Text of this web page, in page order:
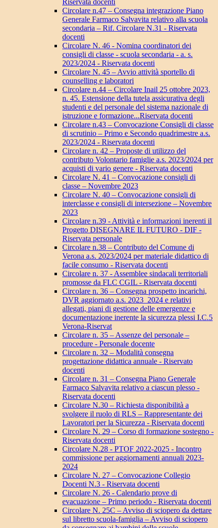
Riservata docenti
Circolare n.47 – Consegna integrazione Piano
Generale Farmaco Salvavita relativo alla scuola
secondaria – Rif. Circolare N.31 - Riservata
docenti
Circolare N. 46 - Nomina coordinatori dei
consigli di classe - scuola secondaria - a. s.
2023/2024 - Riservata docenti
Circolare N. 45 – Avvio attività sportello di
counselling e laboratori
Circolare n.44 – Circolare Inail 25 ottobre 2023,
n. 45. Estensione della tutela assicurativa degli
studenti e del personale del sistema nazionale di
istruzione e formazione...Riservata docenti
Circolare n.43 – Convocazione Consigli di classe
di scrutinio – Primo e Secondo quadrimestre a.s.
2023/2024 - Riservata docenti
Circolare n. 42 – Proposte di utilizzo del
contributo Volontario famiglie a.s. 2023/2024 per
acquisti di vario genere - Riservata docenti
Circolare N. 41 – Convocazione consigli di
classe – Novembre 2023
Circolare N. 40 – Convocazione consigli di
interclasse e consigli di intersezione – Novembre
2023
Circolare n.39 - Attività e informazioni inerenti il
Progetto DISEGNARE IL FUTURO - DIF -
Riservata personale
Circolare n.38 – Contributo del Comune di
Verona a.s. 2023/2024 per materiale didattico di
facile consumo - Riservata docenti
Circolare n. 37 - Assemblee sindacali territoriali
promosse da FLC CGIL - Riservata docenti
Circolare n. 36 – Consegna prospetto incarichi,
DVR aggiornato a.s. 2023_2024 e relativi
allegati, piani di gestione delle emergenze e
documentazione inerente la sicurezza plessi I.C.5
Verona-Riservat
Circolare n. 35 – Assenze del personale –
procedure - Personale docente
Circolare n. 32 – Modalità consegna
progettazione didattica annuale - Riservato
docenti
Circolare n. 31 – Consegna Piano Generale
Farmaco Salvavita relativo a ciascun plesso -
Riservata docenti
Circolare N.30 – Richiesta disponibilità a
svolgere il ruolo di RLS – Rappresentante dei
Lavoratori per la Sicurezza - Riservata docenti
Circolare N. 29 – Corso di formazione sostegno -
Riservata docenti
Circolare N.28 - PTOF 2022-2025 - Incontro
commissione per aggiornamenti annuali 2023-
2024
Circolare N. 27 – Convocazione Collegio
Docenti N.3 - Riservata docenti
Circolare N. 26 - Calendario prove di
evacuazione – Primo periodo - Riservata docenti
Circolare N. 25C – Avviso di sciopero da dettare
sul libretto scuola-famiglia – Avviso di sciopero